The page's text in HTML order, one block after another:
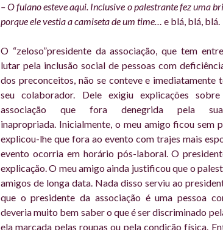
– O fulano esteve aqui. Inclusive o palestrante fez uma
porque ele vestia a camiseta de um time… e blá, blá, blá.
O “zeloso”presidente da associação, que tem
lutar pela inclusão social de pessoas com
dos preconceitos, não se conteve e imediatamente
seu colaborador. Dele exigiu explicações
associação que fora denegrida pela sua
inapropriada. Inicialmente, o meu amigo ficou sem
explicou-lhe que fora ao evento com trajes mais
evento ocorria em horário pós-laboral. O
explicação. O meu amigo ainda justificou que o
amigos de longa data. Nada disso serviu ao
que o presidente da associação é uma pessoa
deveria muito bem saber o que é ser discriminado
ela marcada pelas roupas ou pela condição física.